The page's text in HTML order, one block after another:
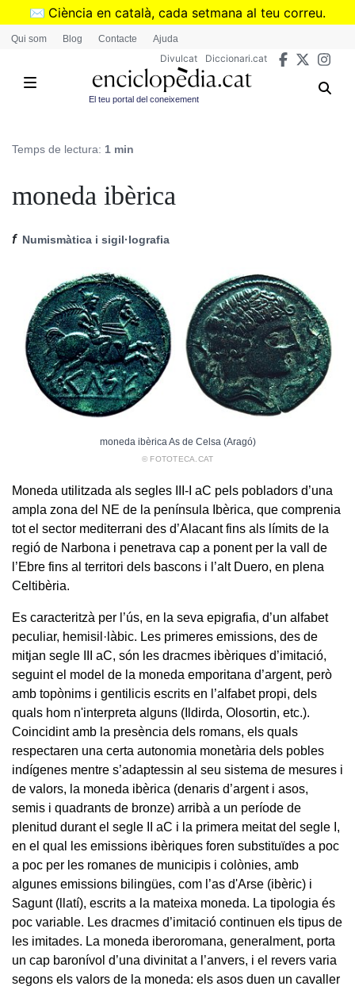
Vés
✉️ Ciència en català, cada setmana al teu correu.
➜Subscriu-te al butlletí de Divulcat
Qui som Blog Contacte Ajuda
Divulcat Diccionari.cat
El teu portal del coneixement
Temps de lectura: 1 min
moneda ibèrica
f Numismàtica i sigil·lografia
moneda ibèrica As de Celsa (Aragó)
© FOTOTECA.CAT
Moneda utilitzada als segles III-I aC pels pobladors d’una
ampla zona del NE de la península Ibèrica, que comprenia
tot el sector mediterrani des d’Alacant fins als límits de la
regió de Narbona i penetrava cap a ponent per la vall de
l’Ebre fins al territori dels bascons i l’alt Duero, en plena
Celtibèria.
Es caracteritzà per l’ús, en la seva epigrafia, d’un alfabet
peculiar, hemisil·làbic. Les primeres emissions, des de
mitjan segle III aC, són les dracmes ibèriques d’imitació,
seguint el model de la moneda emporitana d’argent, però
amb topònims i gentilicis escrits en l’alfabet propi, dels
quals hom n'interpreta alguns (Ildirda, Olosortin, etc.).
Coincidint amb la presència dels romans, els quals
respectaren una certa autonomia monetària dels pobles
indígenes mentre s’adaptessin al seu sistema de mesures i
de valors, la moneda ibèrica (denaris d’argent i asos,
semis i quadrants de bronze) arribà a un període de
plenitud durant el segle II aC i la primera meitat del segle I,
en el qual les emissions ibèriques foren substituïdes a poc
a poc per les romanes de municipis i colònies, amb
algunes emissions bilingües, com l’as d'Arse (ibèric) i
Sagunt (llatí), escrits a la mateixa moneda. La tipologia és
poc variable. Les dracmes d’imitació continuen els tipus de
les imitades. La moneda iberoromana, generalment, porta
un cap baronívol d’una divinitat a l’anvers, i el revers varia
segons els valors de la moneda: els asos duen un cavaller